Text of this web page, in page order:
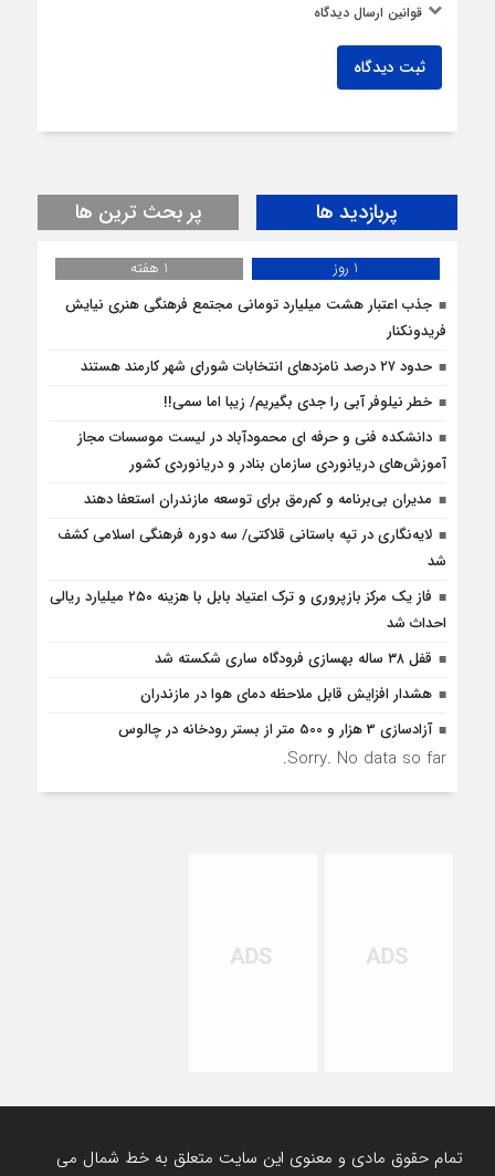
قوانین ارسال دیدگاه
ثبت دیدگاه
پربازدید ها پر بحث ترین ها
1 روز
1 هفته
جذب اعتبار هشت میلیارد تومانی مجتمع فرهنگی هنری نیایش
فریدونکنار
حدود ۲۷ درصد نامزدهای انتخابات شورای شهر کارمند هستند
خطر نیلوفر آبی را جدی بگیریم/ زیبا اما سمی!!
دانشکده فنی و حرفه ای محمودآباد در لیست موسسات مجاز
آموزش‌های دریانوردی سازمان بنادر و دریانوردی کشور
مدیران بی‌برنامه و کم‌رمق برای توسعه مازندران استعفا دهند
لایه‌نگاری در تپه باستانی قلاکتی/ سه دوره فرهنگی اسلامی کشف
شد
فاز یک مرکز بازپروری و ترک اعتیاد بابل با هزینه ۲۵۰ میلیارد ریالی
احداث شد
قفل ۳۸ ساله بهسازی فرودگاه ساری شکسته شد
هشدار افزایش قابل ملاحظه دمای هوا در مازندران
آزادسازی 3 هزار و 500 متر از بستر رودخانه در چالوس
Sorry. No data so far.
تمام حقوق مادی و معنوی این سایت متعلق به خط شمال می